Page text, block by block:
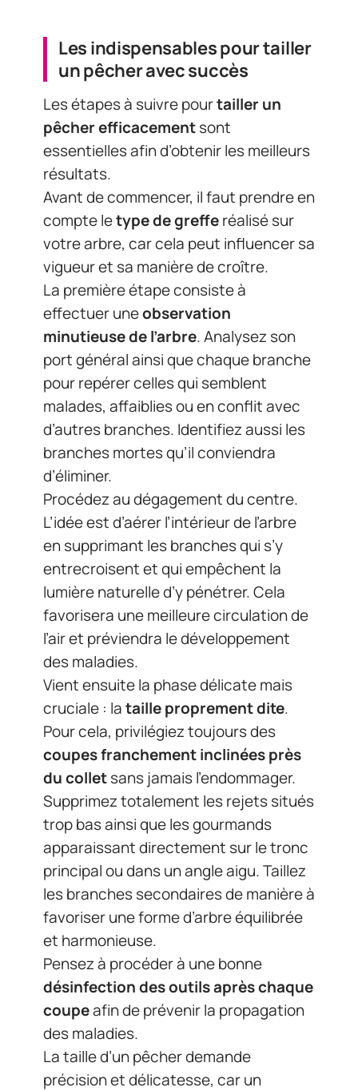
Les indispensables pour tailler
un pêcher avec succès
Les étapes à suivre pourtailler un
pêcher efficacementsont
essentielles afin d’obtenir les meilleurs
résultats.
Avant de commencer, il faut prendre en
compte letype de grefferéalisé sur
votre arbre, car cela peut influencer sa
vigueur et sa manière de croître.
La première étape consiste à
effectuer uneobservation
minutieuse de l’arbre. Analysez son
port général ainsi que chaque branche
pour repérer celles qui semblent
malades, affaiblies ou en conflit avec
d’autres branches. Identifiez aussi les
branches mortes qu’il conviendra
d’éliminer.
Procédez au dégagement du centre.
L’idée est d’aérer l’intérieur de l’arbre
en supprimant les branches qui s’y
entrecroisent et qui empêchent la
lumière naturelle d’y pénétrer. Cela
favorisera une meilleure circulation de
l’air et préviendra le développement
des maladies.
Vient ensuite la phase délicate mais
cruciale : lataille proprement dite.
Pour cela, privilégiez toujours des
coupes franchement inclinées près
du colletsans jamais l’endommager.
Supprimez totalement les rejets situés
trop bas ainsi que les gourmands
apparaissant directement sur le tronc
principal ou dans un angle aigu. Taillez
les branches secondaires de manière à
favoriser une forme d’arbre équilibrée
et harmonieuse.
Pensez à procéder à une bonne
désinfection des outils après chaque
coupeafin de prévenir la propagation
des maladies.
La taille d’un pêcher demande
précision et délicatesse, car un